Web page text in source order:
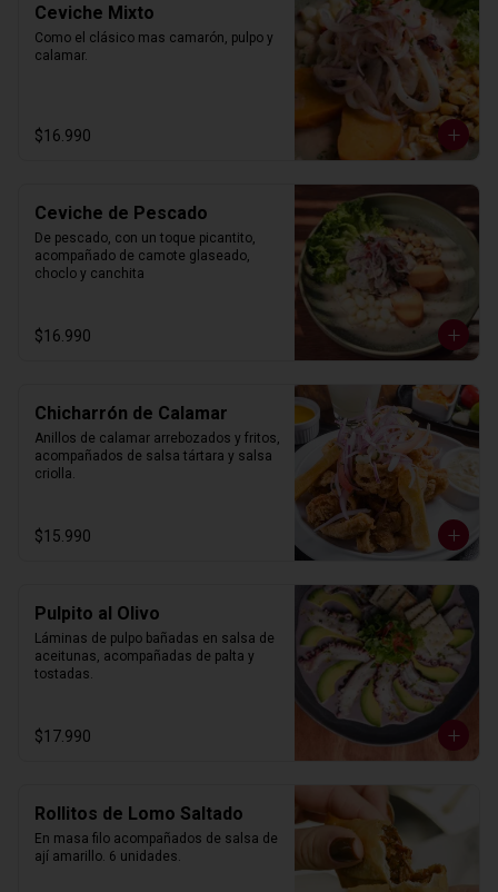
Ceviche Mixto
Como el clásico mas camarón, pulpo y
calamar.
$16.990
Ceviche de Pescado
De pescado, con un toque picantito,
acompañado de camote glaseado,
choclo y canchita
$16.990
Chicharrón de Calamar
Anillos de calamar arrebozados y fritos,
acompañados de salsa tártara y salsa
criolla.
$15.990
Pulpito al Olivo
Láminas de pulpo bañadas en salsa de
aceitunas, acompañadas de palta y
tostadas.
$17.990
Rollitos de Lomo Saltado
En masa filo acompañados de salsa de
ají amarillo. 6 unidades.